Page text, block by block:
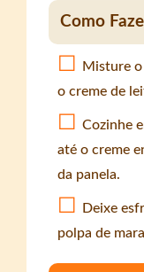
Como
Misture
o creme de
Cozinhe
até o creme
da panela.
Deixe
polpa de